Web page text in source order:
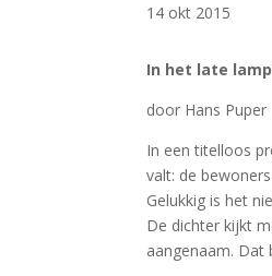
14 okt 2015
In het late
door Hans Puper
In een titelloos
valt: de
Gelukkig is het
De dichter kijkt
aangenaam.